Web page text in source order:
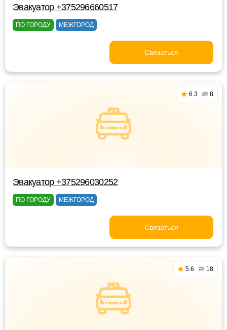
Эвакуатор +375296660517
ПО ГОРОДУ МЕЖГОРОД
Связаться
6.3 8
Эвакуатор +375296030252
ПО ГОРОДУ МЕЖГОРОД
Связаться
5.6 18